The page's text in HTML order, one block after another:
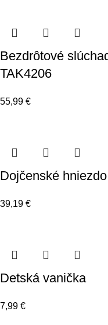
Bezdrôtové
TAK4206
55,99 €
Dojčenské hniezdo
39,19 €
Detská vanička
7,99 €